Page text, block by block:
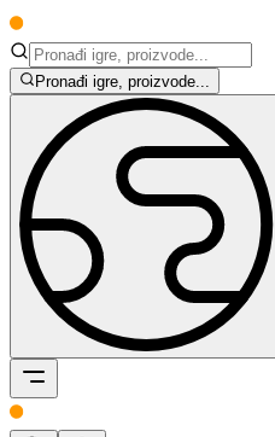
Pronađi igre, proizvode...